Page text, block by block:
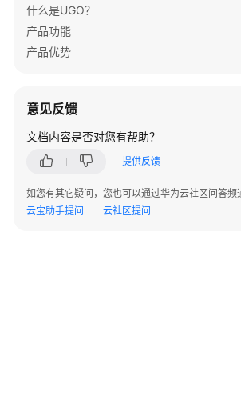
审
核
数
管
理
语
法
转
什么是UGO？
产品功能
产品优势
意见反馈
文档内容是否对您有帮助？
提供反馈
如您有其它疑问，您也可以通过华为云社区问答频
云宝助手提问
云社区提问